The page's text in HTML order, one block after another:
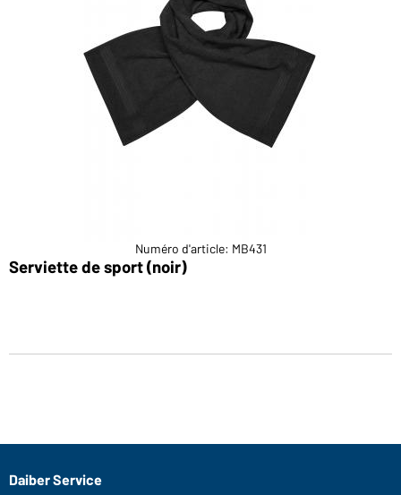
Numéro d'article: MB431
Serviette de sport (noir)
Daiber Service